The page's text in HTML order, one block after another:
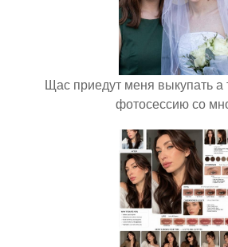
Щас приедут меня выкупать а
фотосессию со